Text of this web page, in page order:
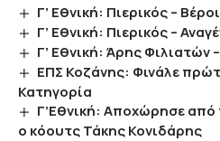
Γ’ Εθνική: Πιερικός –
Γ’ Εθνική: Πιερικός –
Γ’ Εθνική: Άρης Φιλιατών –
ΕΠΣ Κοζάνης: Φινάλε
Κατηγορία
Γ’Εθνική: Αποχώρησε από
ο κόουτς Τάκης Κονιδάρης